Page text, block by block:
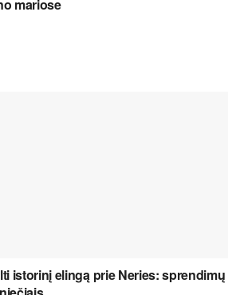
mariose
istorinį elingą prie Neries: sprendimų